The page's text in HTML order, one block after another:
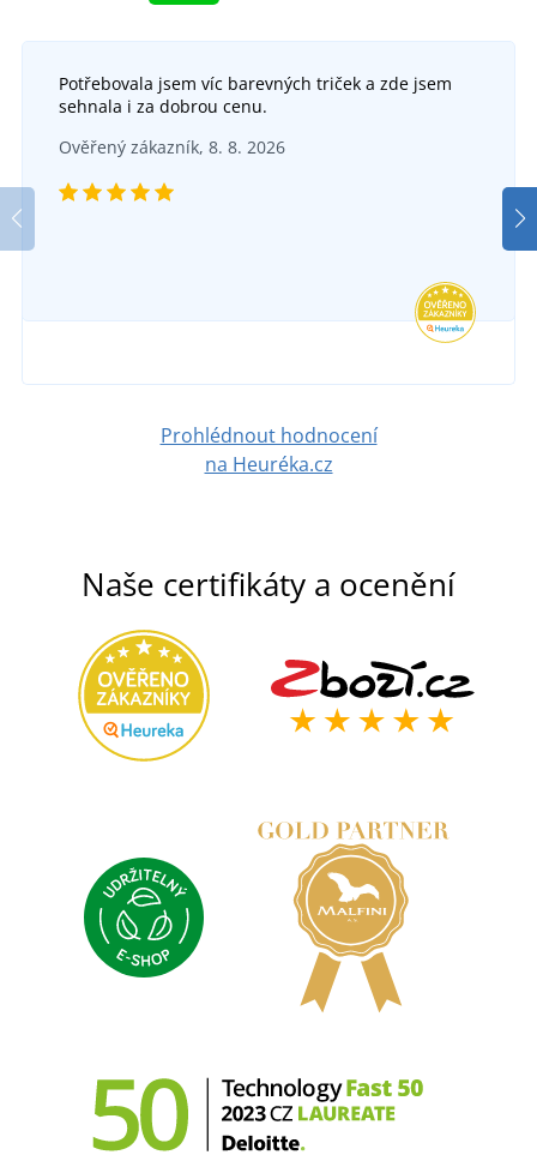
Textilní opasek CXS NAVAH
Potřebovala jsem víc barevných triček a zde jsem
sehnala i za dobrou cenu.
Ověřený zákazník, 8. 8. 2026
Prohlédnout hodnocení
na Heuréka.cz
Naše certifikáty a ocenění